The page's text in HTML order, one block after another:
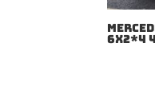
6X2*4